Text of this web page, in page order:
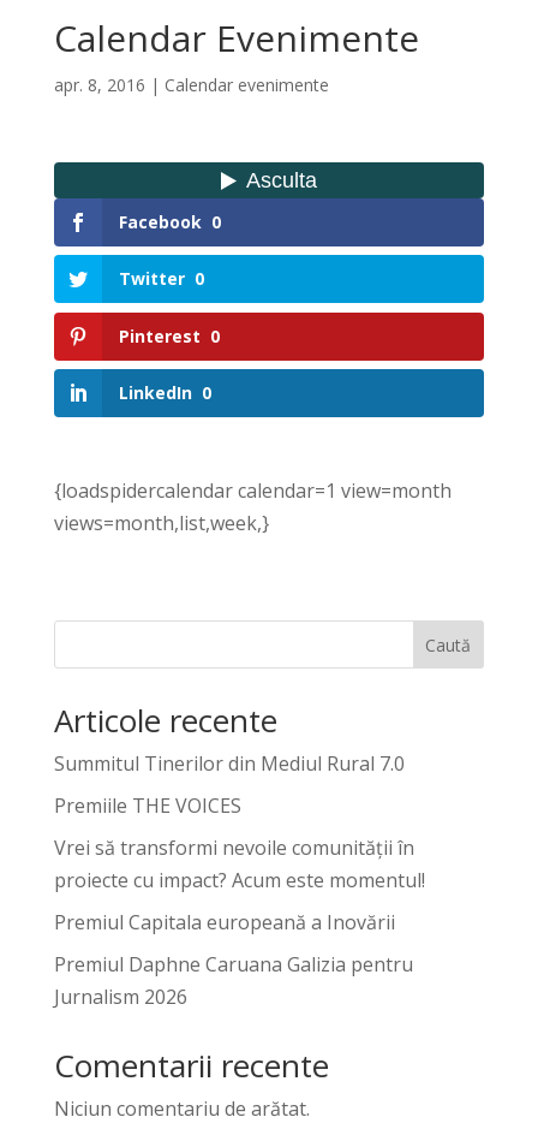
Calendar Evenimente
apr. 8, 2016 | Calendar evenimente
Facebook 0
Twitter 0
Pinterest 0
LinkedIn 0
{loadspidercalendar calendar=1 view=month
views=month,list,week,}
Caută
Articole recente
Summitul Tinerilor din Mediul Rural 7.0
Premiile THE VOICES
Vrei să transformi nevoile comunității în
proiecte cu impact? Acum este momentul!
Premiul Capitala europeană a Inovării
Premiul Daphne Caruana Galizia pentru
Jurnalism 2026
Comentarii recente
Niciun comentariu de arătat.